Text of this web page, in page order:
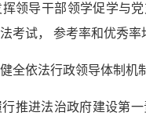
领导干部领学促学与
考试， 参考率和优秀
全依法行政领导体制机
推进法治政府建设第